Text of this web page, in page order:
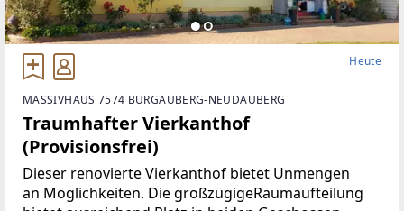
Heute
MASSIVHAUS 7574 BURGAUBERG-NEUDAUBERG
Traumhafter Vierkanthof
(Provisionsfrei)
Dieser renovierte Vierkanthof bietet Unmengen
an Möglichkeiten. Die großzügigeRaumaufteilung